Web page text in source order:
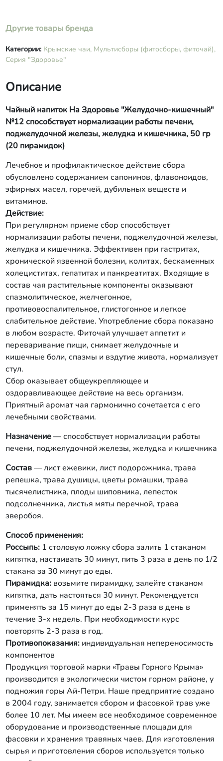
Другие товары бренда
Категории: Крымские чаи, Мультисборы (фитосборы, фиточай),
Серия "Здоровье"
Описание
Чайный напиток На Здоровье "Желудочно-кишечный"
№12 способствует нормализации работы печени,
поджелудочной железы, желудка и кишечника, 50 гр
(20 пирамидок)
Лечебное и профилактическое действие сбора
обусловлено содержанием сапонинов, флавоноидов,
эфирных масел, горечей, дубильных веществ и
витаминов.
Действие:
При регулярном приеме сбор способствует
нормализации работы печени, поджелудочной железы,
желудка и кишечника. Эффективен при гастритах,
хронической язвенной болезни, колитах, бескаменных
холециститах, гепатитах и панкреатитах. Входящие в
состав чая растительные компоненты оказывают
спазмолитическое, желчегонное,
противовоспалительное, глистогонное и легкое
слабительное действие. Употребление сбора показано
в любом возрасте. Фиточай улучшает аппетит и
переваривание пищи, снимает желудочные и
кишечные боли, спазмы и вздутие живота, нормализует
стул.
Сбор оказывает общеукрепляющее и
оздоравливающее действие на весь организм.
Приятный аромат чая гармонично сочетается с его
лечебными свойствами.
Назначение— способствует нормализации работы
печени, поджелудочной железы, желудка и кишечника
Состав— лист ежевики, лист подорожника, трава
репешка, трава душицы, цветы ромашки, трава
тысячелистника, плоды шиповника, лепесток
подсолнечника, листья мяты перечной, трава
зверобоя.
Способ применения:
Россыпь: 1 столовую ложку сбора залить 1 стаканом
кипятка, настаивать 30 минут, пить 3 раза в день по 1/2
стакана за 30 минут до еды.
Пирамидка: возьмите пирамидку, залейте стаканом
кипятка, дать настояться 30 минут. Рекомендуется
применять за 15 минут до еды 2-3 раза в день в
течение 3-х недель. При необходимости курс
повторять 2-3 раза в год.
Противопоказания: индивидуальная непереносимость
компонентов
Продукция торговой марки «Травы Горного Крыма»
производится в экологически чистом горном районе, у
подножия горы Ай-Петри. Наше предприятие создано
в 2004 году, занимается сбором и фасовкой трав уже
более 10 лет. Мы имеем все необходимое современное
оборудование и производственные площади для
фасовки и хранения травяных чаев. Для изготовления
сырья и приготовления сборов используется только